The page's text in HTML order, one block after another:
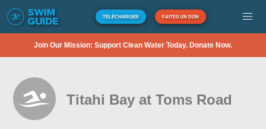
TÉLÉCHARGER FAITES UN DON
Join Our Mission: Support Clean Water Today. Donate Now.
Titahi Bay at Toms Road